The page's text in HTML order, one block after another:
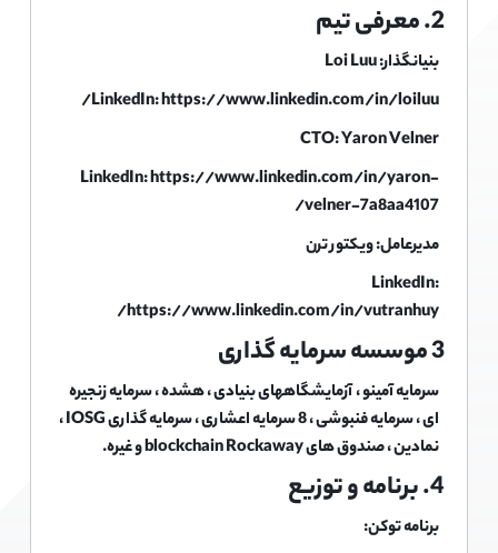
2. معرفی تیم
بنیانگذار: Loi Luu
LinkedIn: https://www.linkedin.com/in/loiluu/
CTO: Yaron Velner
LinkedIn: https://www.linkedin.com/in/yaron-
velner-7a8aa4107/
مدیرعامل: ویکتور ترن
LinkedIn:
https://www.linkedin.com/in/vutranhuy/
3 موسسه سرمایه گذاری
سرمایه آمینو ، آزمایشگاههای بنیادی ، هشده ، سرمایه زنجیره
ای ، سرمایه فنبوشی ، 8 سرمایه اعشاری ، سرمایه گذاری IOSG ،
نمادین ، ​​صندوق های blockchain Rockaway و غیره.
4. برنامه و توزیع
برنامه توکن: